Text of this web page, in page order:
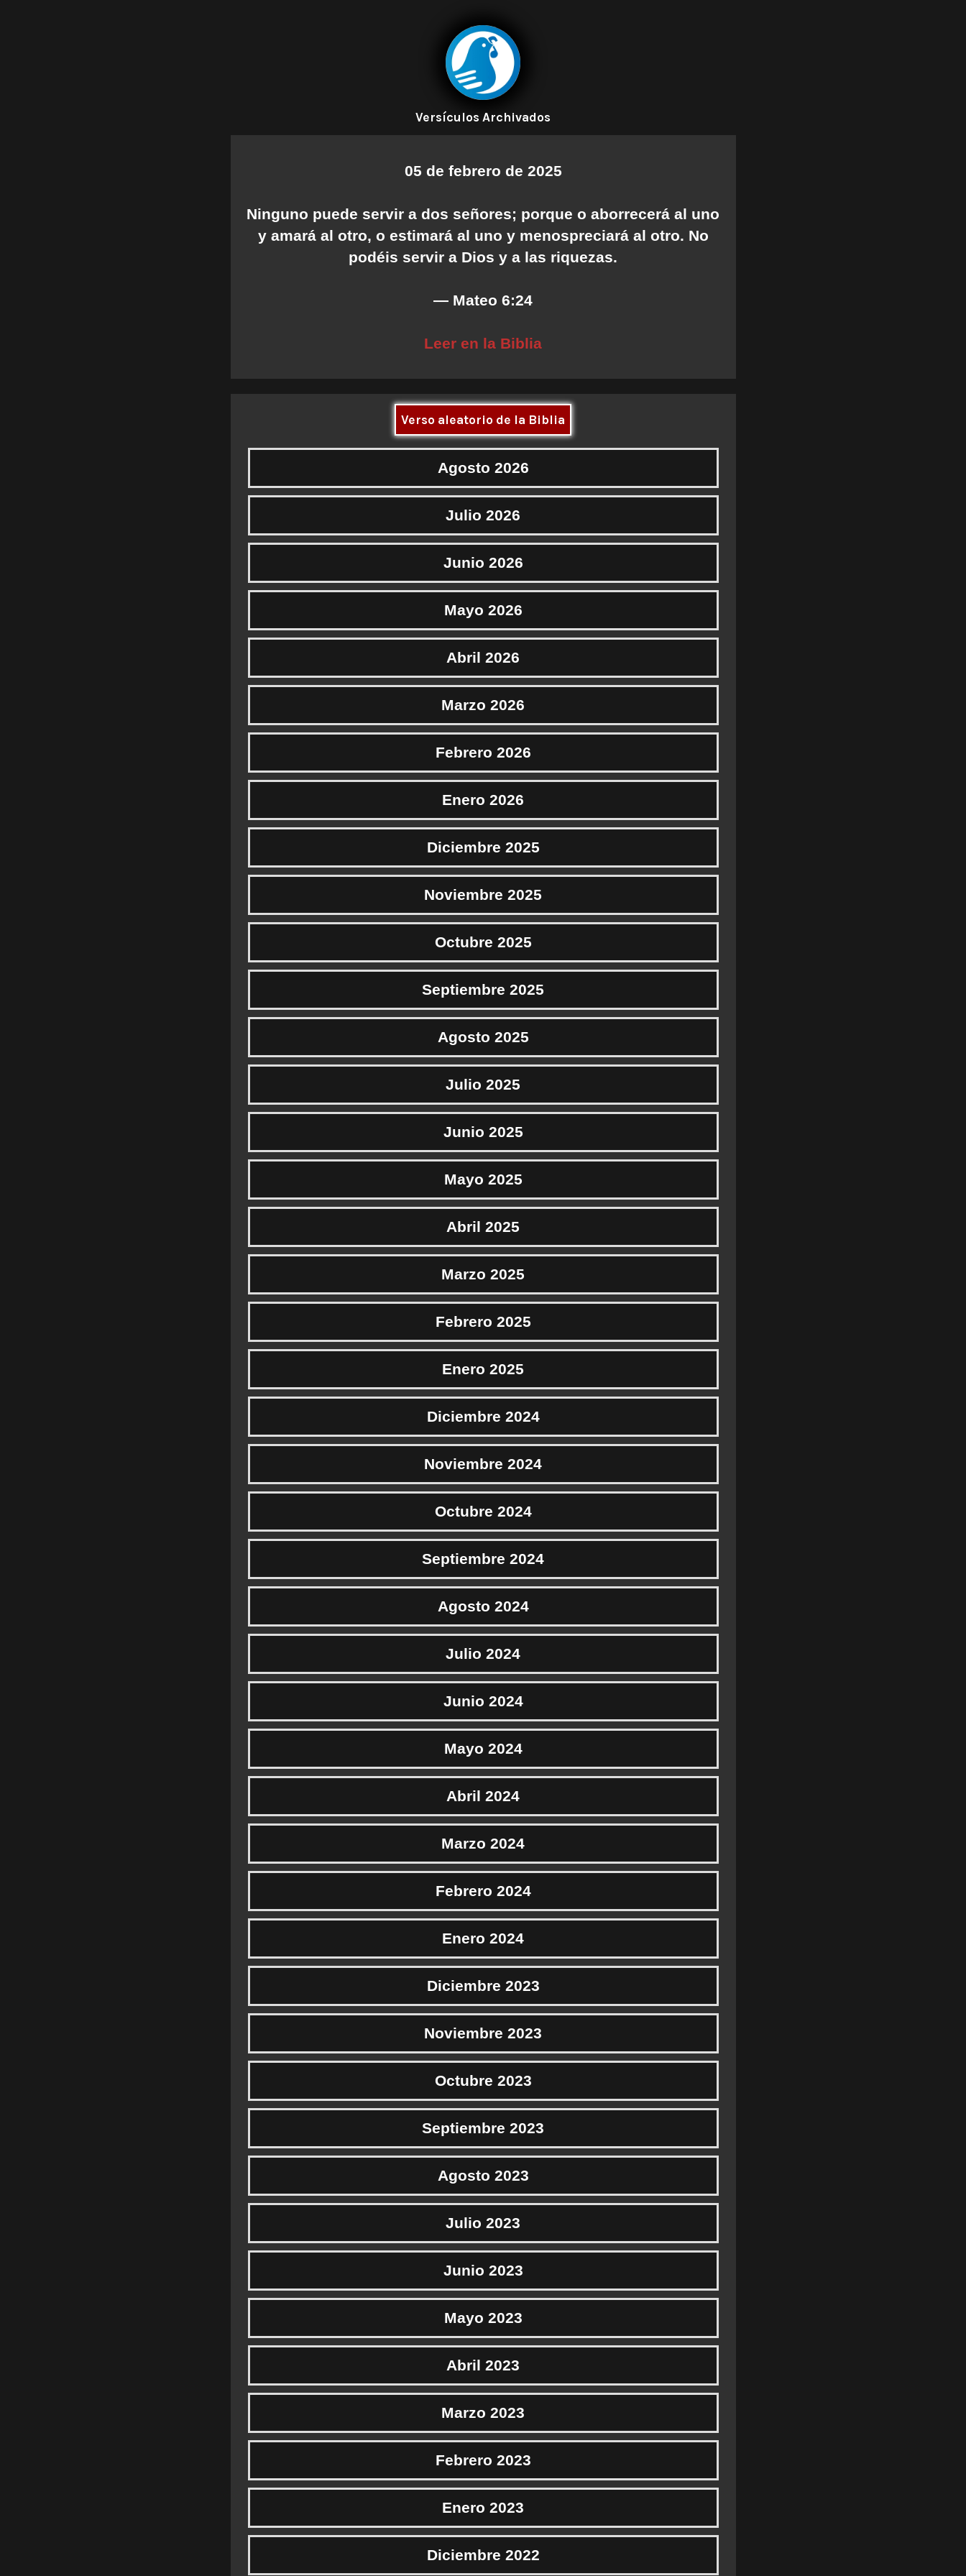
Versículos Archivados
05 de febrero de 2025
Ninguno puede servir a dos señores; porque o aborrecerá al uno
y amará al otro, o estimará al uno y menospreciará al otro. No
podéis servir a Dios y a las riquezas.
— Mateo 6:24
Leer en la Biblia
Verso aleatorio de la Biblia
Agosto 2026
Julio 2026
Junio 2026
Mayo 2026
Abril 2026
Marzo 2026
Febrero 2026
Enero 2026
Diciembre 2025
Noviembre 2025
Octubre 2025
Septiembre 2025
Agosto 2025
Julio 2025
Junio 2025
Mayo 2025
Abril 2025
Marzo 2025
Febrero 2025
Enero 2025
Diciembre 2024
Noviembre 2024
Octubre 2024
Septiembre 2024
Agosto 2024
Julio 2024
Junio 2024
Mayo 2024
Abril 2024
Marzo 2024
Febrero 2024
Enero 2024
Diciembre 2023
Noviembre 2023
Octubre 2023
Septiembre 2023
Agosto 2023
Julio 2023
Junio 2023
Mayo 2023
Abril 2023
Marzo 2023
Febrero 2023
Enero 2023
Diciembre 2022